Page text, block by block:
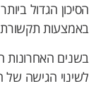
הסיכון הגדול
באמצעות
בשנים האחרונות
לשינוי הגישה